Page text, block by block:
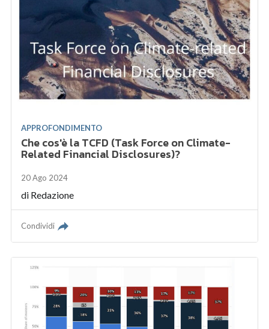
APPROFONDIMENTO
Che cos'è la TCFD (Task Force on Climate-
Related Financial Disclosures)?
20 Ago 2024
di Redazione
Condividi